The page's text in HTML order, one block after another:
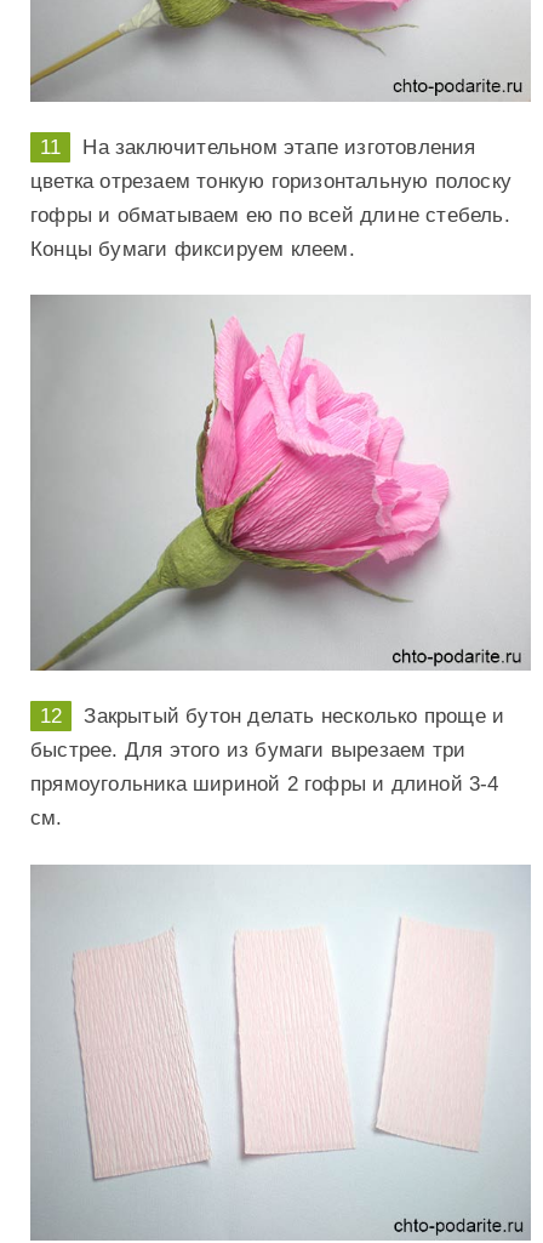
На заключительном этапе изготовления
цветка отрезаем тонкую горизонтальную полоску
гофры и обматываем ею по всей длине стебель.
Концы бумаги фиксируем клеем.
Закрытый бутон делать несколько проще и
быстрее. Для этого из бумаги вырезаем три
прямоугольника шириной 2 гофры и длиной 3-4
см.